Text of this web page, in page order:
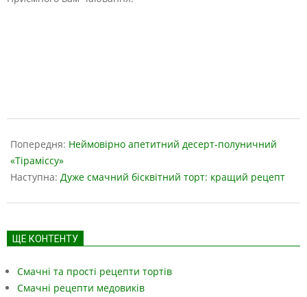
04-
09
Попередня: Неймовірно апетитний десерт-полуничний
«Тіраміссу»
Наступна: Дуже смачний бісквітний торт: кращий рецепт
ЩЕ КОНТЕНТУ
Смачні та прості рецепти тортів
Смачні рецепти медовиків